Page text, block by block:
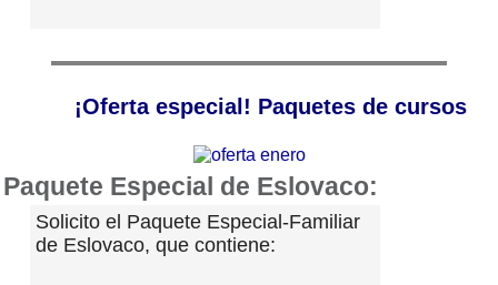
¡Oferta especial! Paquetes de cursos
Paquete Especial de Eslovaco:
Solicito el Paquete Especial-Familiar
de Eslovaco, que contiene: